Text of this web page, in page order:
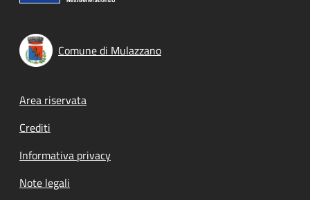
Comune di Mulazzano
Footer menu
Area riservata
Crediti
Informativa privacy
Note legali